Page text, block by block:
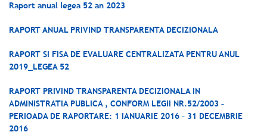
Raport anual legea 52 an 2023
RAPORT ANUAL PRIVIND TRANSPARENTA DECIZIONALA
RAPORT SI FISA DE EVALUARE CENTRALIZATA PENTRU ANUL
2019_LEGEA 52
RAPORT PRIVIND TRANSPARENTA DECIZIONALA IN
ADMINISTRATIA PUBLICA , CONFORM LEGII NR.52/2003 –
PERIOADA DE RAPORTARE: 1 IANUARIE 2016 – 31 DECEMBRIE
2016